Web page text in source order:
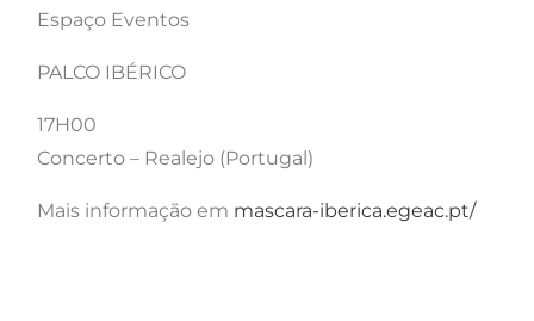
Espaço Eventos
PALCO IBÉRICO
17H00
Concerto – Realejo (Portugal)
Mais informação em mascara-iberica.egeac.pt/